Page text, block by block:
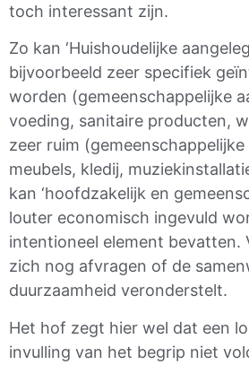
toch interessant zijn.
Zo kan ‘Huishoudelijke
bijvoorbeeld zeer specifiek
worden (gemeenschappelijke
voeding, sanitaire producten,
zeer ruim
meubels, kledij,
kan ‘hoofdzakelijk en
louter economisch ingevuld
intentioneel element bevatten.
zich nog afvragen of de
duurzaamheid veronderstelt.
Het hof zegt hier wel dat een
invulling van het begrip niet